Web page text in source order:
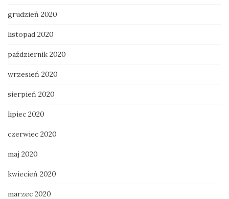
grudzień 2020
listopad 2020
październik 2020
wrzesień 2020
sierpień 2020
lipiec 2020
czerwiec 2020
maj 2020
kwiecień 2020
marzec 2020